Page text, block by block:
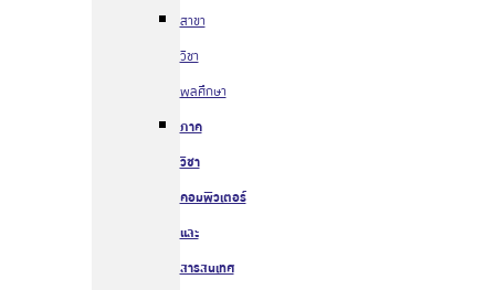
สาขา
วิชา
พลศึกษา
ภาค
วิชา
คอมพิวเตอร์
และ
สารสนเทศ